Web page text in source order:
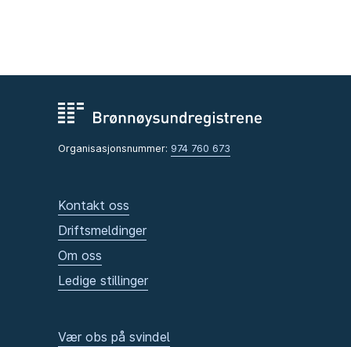
Organisasjonsnummer: 974 760 673
Kontakt oss
Driftsmeldinger
Om oss
Ledige stillinger
Vær obs på svindel